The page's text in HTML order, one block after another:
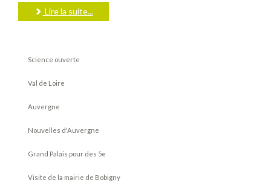
Lire la suite...
Science ouverte
Val de Loire
Auvergne
Nouvelles d'Auvergne
Grand Palais pour des 5e
Visite de la mairie de Bobigny